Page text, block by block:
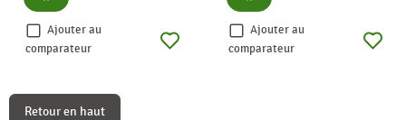
Ajouter au
comparateur
Ajouter au
comparateur
Retour en haut